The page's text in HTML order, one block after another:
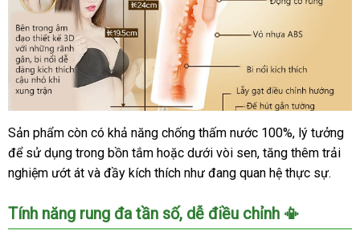
Cốc
thủ
dâm
tường
rung
Sản phẩm còn có khả năng chống thấm nước 100%, lý tưởng
để sử dụng trong bồn tắm hoặc dưới vòi sen, tăng thêm trải
nghiệm ướt át và đầy kích thích như đang quan hệ thực sự.
Tính năng rung đa tần số, dễ điều chỉnh 📳